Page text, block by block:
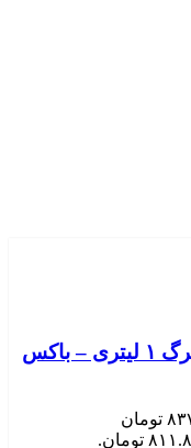
آبجو بدون الکل کلاسیک هوفنبرگ ۱ لیتری – باکس
قیمت اصلی: ۸۳۷.۰۰۰ تومان